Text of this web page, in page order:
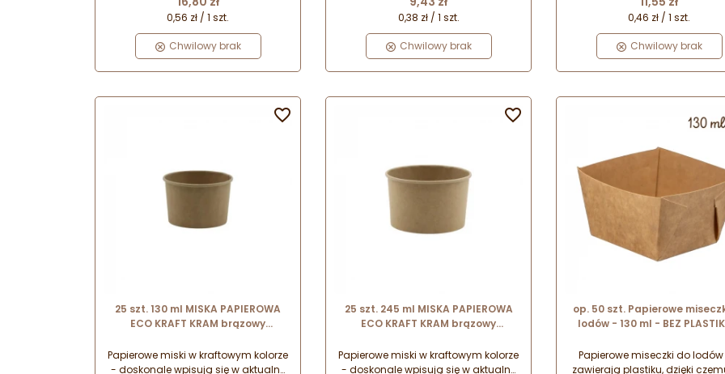
0,56 zł / 1 szt.
Chwilowy brak
0,38 zł / 1 szt.
Chwilowy brak
0,46 zł / 1 szt.
Chwilowy brak
25 szt. 130 ml MISKA PAPIEROWA
ECO KRAFT KRAM brązowy
Papierowe miski w kraftowym kolorze
- doskonale wpisują się w aktualne

25 szt. 245 ml MISKA PAPIEROWA
ECO KRAFT KRAM brązowy
Papierowe miski w kraftowym kolorze
- doskonale wpisują się w aktualne

op. 50 szt. Papierowe
lodów - 130 ml - BEZ
serwowania lodów i
wynos
Papierowe miseczki do lodów
zawierają plastiku, dzięki